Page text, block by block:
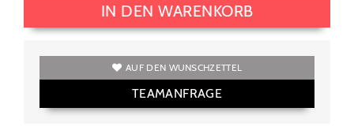
IN DEN WARENKORB
AUF DEN WUNSCHZETTEL
TEAMANFRAGE